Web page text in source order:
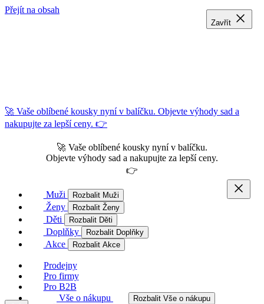
Přejít na obsah
🚀 Vaše oblíbené kousky nyní v balíčku. Objevte výhody sad a
nakupujte za lepší ceny. 👉
🚀 Vaše oblíbené kousky nyní v balíčku.
Objevte výhody sad a nakupujte za lepší ceny.
👉
Muži Rozbalit Muži
Ženy Rozbalit Ženy
Děti Rozbalit Děti
Doplňky Rozbalit Doplňky
Akce Rozbalit Akce
Prodejny
Pro firmy
Pro B2B
Vše o nákupu
Rozbalit Vše o nákupu
Zavřít
Zavřít
Zavřít